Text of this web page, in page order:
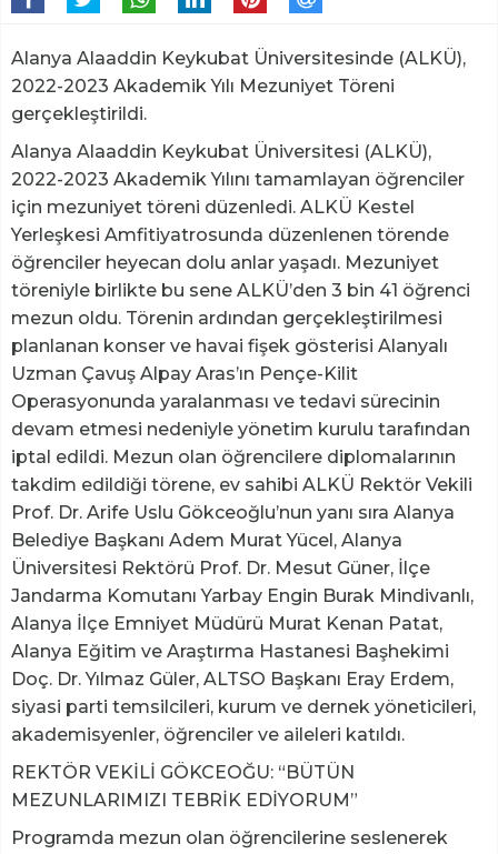
Alanya Alaaddin Keykubat Üniversitesinde (ALKÜ),
2022-2023 Akademik Yılı Mezuniyet Töreni
gerçekleştirildi.
Alanya Alaaddin Keykubat Üniversitesi (ALKÜ),
2022-2023 Akademik Yılını tamamlayan öğrenciler
için mezuniyet töreni düzenledi. ALKÜ Kestel
Yerleşkesi Amfitiyatrosunda düzenlenen törende
öğrenciler heyecan dolu anlar yaşadı. Mezuniyet
töreniyle birlikte bu sene ALKÜ’den 3 bin 41 öğrenci
mezun oldu. Törenin ardından gerçekleştirilmesi
planlanan konser ve havai fişek gösterisi Alanyalı
Uzman Çavuş Alpay Aras’ın Pençe-Kilit
Operasyonunda yaralanması ve tedavi sürecinin
devam etmesi nedeniyle yönetim kurulu tarafından
iptal edildi. Mezun olan öğrencilere diplomalarının
takdim edildiği törene, ev sahibi ALKÜ Rektör Vekili
Prof. Dr. Arife Uslu Gökceoğlu’nun yanı sıra Alanya
Belediye Başkanı Adem Murat Yücel, Alanya
Üniversitesi Rektörü Prof. Dr. Mesut Güner, İlçe
Jandarma Komutanı Yarbay Engin Burak Mindivanlı,
Alanya İlçe Emniyet Müdürü Murat Kenan Patat,
Alanya Eğitim ve Araştırma Hastanesi Başhekimi
Doç. Dr. Yılmaz Güler, ALTSO Başkanı Eray Erdem,
siyasi parti temsilcileri, kurum ve dernek yöneticileri,
akademisyenler, öğrenciler ve aileleri katıldı.
REKTÖR VEKİLİ GÖKCEOĞU: “BÜTÜN
MEZUNLARIMIZI TEBRİK EDİYORUM”
Programda mezun olan öğrencilerine seslenerek